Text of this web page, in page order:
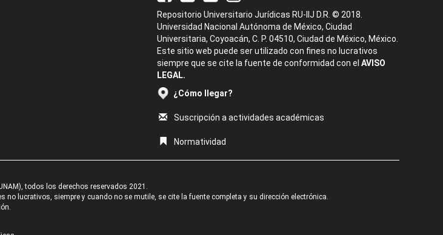
Repositorio Universitario Jurídicas RU-IIJ D.R. © 2018.
Universidad Nacional Autónoma de México, Ciudad
Universitaria, Coyoacán, C. P. 04510, Ciudad de México, México.
Este sitio web puede ser utilizado con fines no lucrativos
siempre que se cite la fuente de conformidad con el AVISO
LEGAL.
¿Cómo llegar?
Suscripción a actividades académicas
Normatividad
todos los derechos reservados 2021.
no lucrativos, siempre y cuando no se mutile, se cite la fuente completa y su dirección electrónica.